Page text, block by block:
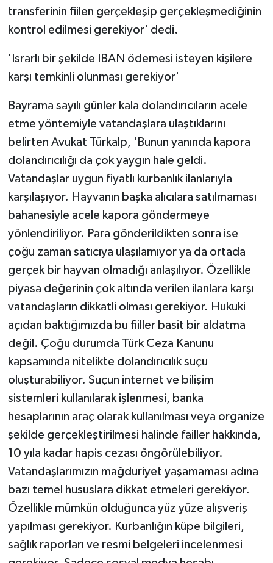
transferinin fiilen gerçekleşip gerçekleşmediğinin
kontrol edilmesi gerekiyor' dedi.
'Israrlı bir şekilde IBAN ödemesi isteyen kişilere
karşı temkinli olunması gerekiyor'
Bayrama sayılı günler kala dolandırıcıların acele
etme yöntemiyle vatandaşlara ulaştıklarını
belirten Avukat Türkalp, 'Bunun yanında kapora
dolandırıcılığı da çok yaygın hale geldi.
Vatandaşlar uygun fiyatlı kurbanlık ilanlarıyla
karşılaşıyor. Hayvanın başka alıcılara satılmaması
bahanesiyle acele kapora göndermeye
yönlendiriliyor. Para gönderildikten sonra ise
çoğu zaman satıcıya ulaşılamıyor ya da ortada
gerçek bir hayvan olmadığı anlaşılıyor. Özellikle
piyasa değerinin çok altında verilen ilanlara karşı
vatandaşların dikkatli olması gerekiyor. Hukuki
açıdan baktığımızda bu fiiller basit bir aldatma
değil. Çoğu durumda Türk Ceza Kanunu
kapsamında nitelikte dolandırıcılık suçu
oluşturabiliyor. Suçun internet ve bilişim
sistemleri kullanılarak işlenmesi, banka
hesaplarının araç olarak kullanılması veya organize
şekilde gerçekleştirilmesi halinde failler hakkında,
10 yıla kadar hapis cezası öngörülebiliyor.
Vatandaşlarımızın mağduriyet yaşamaması adına
bazı temel hususlara dikkat etmeleri gerekiyor.
Özellikle mümkün olduğunca yüz yüze alışveriş
yapılması gerekiyor. Kurbanlığın küpe bilgileri,
sağlık raporları ve resmi belgeleri incelenmesi